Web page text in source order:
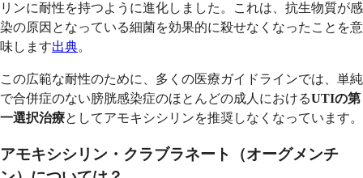
リンに耐性を持つように進化しました。これは、抗生物質が感
染の原因となっている細菌を効果的に殺せなくなったことを意
味します出典。
この広範な耐性のために、多くの医療ガイドラインでは、単純
で合併症のない膀胱感染症のほとんどの成人におけるUTIの第
一選択治療としてアモキシシリンを推奨しなくなっています。
アモキシシリン・クラブラネート（オーグメンチ